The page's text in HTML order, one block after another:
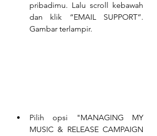
pribadimu. Lalu scroll kebawah
dan klik “EMAIL SUPPORT”.
Gambar terlampir.
Pilih opsi "MANAGING MY
MUSIC & RELEASE CAMPAIGN